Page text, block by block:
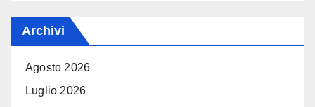
Archivi
Agosto 2026
Luglio 2026